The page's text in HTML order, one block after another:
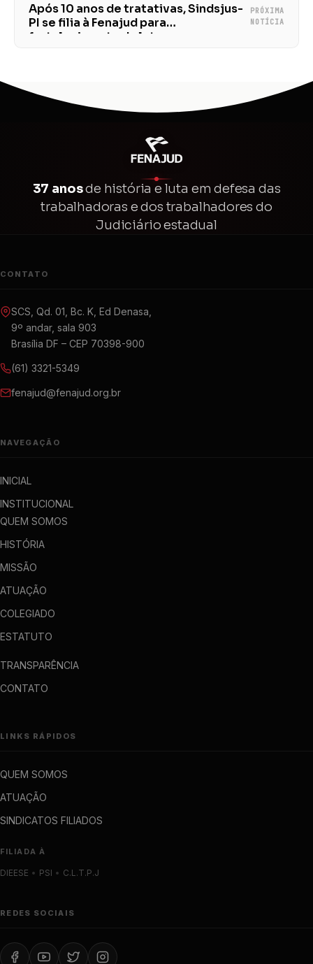
Após 10 anos de tratativas, Sindsjus-
PI se filia à Fenajud para
fortalecimento da luta
PRÓXIMA
NOTÍCIA
37 anosde história e luta em defesa das
trabalhadoras e dos trabalhadores do
Judiciário estadual
CONTATO
SCS, Qd. 01, Bc. K, Ed Denasa,
9º andar, sala 903
Brasília DF – CEP 70398-900
(61) 3321-5349
fenajud@fenajud.org.br
NAVEGAÇÃO
INICIAL
INSTITUCIONAL
QUEM SOMOS
HISTÓRIA
MISSÃO
ATUAÇÃO
COLEGIADO
ESTATUTO
TRANSPARÊNCIA
CONTATO
LINKS RÁPIDOS
QUEM SOMOS
ATUAÇÃO
SINDICATOS FILIADOS
FILIADA À
DIEESE • PSI • C.L.T.P.J
REDES SOCIAIS